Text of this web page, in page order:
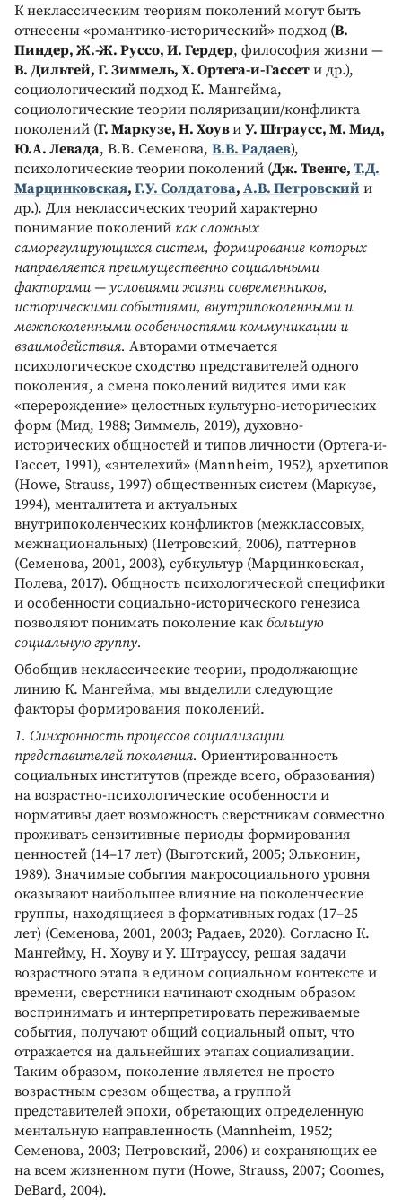
К неклассическим теориям поколений могут быть
отнесены «романтико-исторический» подход (В.
Пиндер, Ж.-Ж. Руссо, И. Гердер, философия жизни —
В. Дильтей, Г. Зиммель, Х. Ортега-и-Гассет и др.),
социологический подход К. Мангейма,
социологические теории поляризации/конфликта
поколений (Г. Маркузе, Н. Хоуви У. Штраусс, М. Мид,
Ю.А. Левада, В.В. Семенова, В.В. Радаев),
психологические теории поколений (Дж. Твенге, Т.Д.
Марцинковская, Г.У. Солдатова, А.В. Петровский и
др.). Для неклассических теорий характерно
понимание поколений как сложных
саморегулирующихся систем, формирование которых
направляется преимущественно социальными
факторами — условиями жизни современников,
историческими событиями, внутрипоколенными и
межпоколенными особенностями коммуникации и
взаимодействия. Авторами отмечается
психологическое сходство представителей одного
поколения, а смена поколений видится ими как
«перерождение» целостных культурно-исторических
форм (Мид, 1988; Зиммель, 2019), духовно-
исторических общностей и типов личности (Ортега-и-
Гассет, 1991), «энтелехий» (Mannheim, 1952), архетипов
(Howe, Strauss, 1997) общественных систем (Маркузе,
1994), менталитета и актуальных
внутрипоколенческих конфликтов (межклассовых,
межнациональных) (Петровский, 2006), паттернов
(Семенова, 2001, 2003), субкультур (Марцинковская,
Полева, 2017). Общность психологической специфики
и особенности социально-исторического генезиса
позволяют понимать поколение как большую
социальную группу.
Обобщив неклассические теории, продолжающие
линию К. Мангейма, мы выделили следующие
факторы формирования поколений.
1. Синхронность процессов социализации
представителей поколения. Ориентированность
социальных институтов (прежде всего, образования)
на возрастно-психологические особенности и
нормативы дает возможность сверстникам совместно
проживать сензитивные периоды формирования
ценностей (14–17 лет) (Выготский, 2005; Эльконин,
1989). Значимые события макросоциального уровня
оказывают наибольшее влияние на поколенческие
группы, находящиеся в формативных годах (17–25
лет) (Семенова, 2001, 2003; Радаев, 2020). Согласно К.
Мангейму, Н. Хоуву и У. Штрауссу, решая задачи
возрастного этапа в едином социальном контексте и
времени, сверстники начинают сходным образом
воспринимать и интерпретировать переживаемые
события, получают общий социальный опыт, что
отражается на дальнейших этапах социализации.
Таким образом, поколение является не просто
возрастным срезом общества, а группой
представителей эпохи, обретающих определенную
ментальную направленность (Mannheim, 1952;
Семенова, 2003; Петровский, 2006) и сохраняющих ее
на всем жизненном пути (Howe, Strauss, 2007; Coomes,
DeBard, 2004).